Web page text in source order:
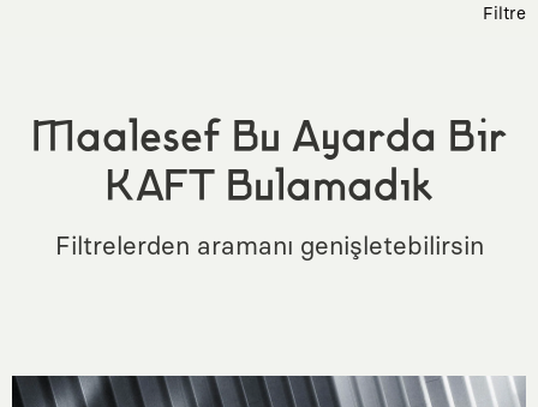
Filtre
Maalesef Bu Ayarda Bir
KAFT Bulamadık
Filtrelerden aramanı genişletebilirsin